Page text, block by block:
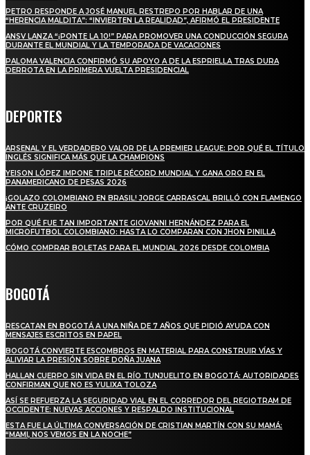
PETRO RESPONDE A JOSÉ MANUEL RESTREPO POR HABLAR DE UNA
“HERENCIA MALDITA”: “INVIERTEN LA REALIDAD”, AFIRMÓ EL PRESIDENTE
ANSV LANZA “¡PONTE LA 10!” PARA PROMOVER UNA CONDUCCIÓN SEGURA
DURANTE EL MUNDIAL Y LA TEMPORADA DE VACACIONES
PALOMA VALENCIA CONFIRMÓ SU APOYO A DE LA ESPRIELLA TRAS DURA
DERROTA EN LA PRIMERA VUELTA PRESIDENCIAL
DEPORTES
ARSENAL Y EL VERDADERO VALOR DE LA PREMIER LEAGUE: POR QUÉ EL TÍTULO
INGLÉS SIGNIFICA MÁS QUE LA CHAMPIONS
YEISON LÓPEZ IMPONE TRIPLE RÉCORD MUNDIAL Y GANA ORO EN EL
PANAMERICANO DE PESAS 2026
¡GOLAZO COLOMBIANO EN BRASIL! JORGE CARRASCAL BRILLÓ CON FLAMENGO
ANTE CRUZEIRO
POR QUÉ FUE TAN IMPORTANTE GIOVANNI HERNÁNDEZ PARA EL
MICROFUTBOL COLOMBIANO: HASTA LO COMPARAN CON JHON PINILLA
CÓMO COMPRAR BOLETAS PARA EL MUNDIAL 2026 DESDE COLOMBIA
BOGOTÁ
RESCATAN EN BOGOTÁ A UNA NIÑA DE 7 AÑOS QUE PIDIÓ AYUDA CON
MENSAJES ESCRITOS EN PAPEL
BOGOTÁ CONVIERTE ESCOMBROS EN MATERIAL PARA CONSTRUIR VÍAS Y
ALIVIAR LA PRESIÓN SOBRE DOÑA JUANA
HALLAN CUERPO SIN VIDA EN EL RÍO TUNJUELITO EN BOGOTÁ: AUTORIDADES
CONFIRMAN QUE NO ES YULIXA TOLOZA
ASÍ SE REFUERZA LA SEGURIDAD VIAL EN EL CORREDOR DEL REGIOTRAM DE
OCCIDENTE: NUEVAS ACCIONES Y RESPALDO INSTITUCIONAL
ESTA FUE LA ÚLTIMA CONVERSACIÓN DE CRISTIAN MARTÍN CON SU MAMÁ:
“MAMI, NOS VEMOS EN LA NOCHE”